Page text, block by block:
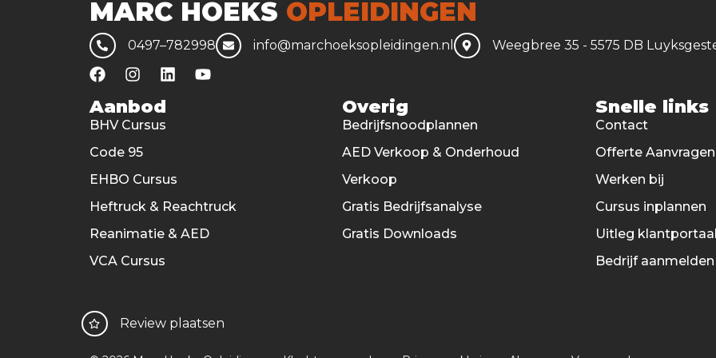
MARC HOEKS OPLEIDINGEN
0497–782998 info@marchoeksopleidingen.nl Weegbree 35 - 5575 DB
Aanbod
BHV Cursus
Code 95
EHBO Cursus
Heftruck & Reachtruck
Reanimatie & AED
VCA Cursus
Overig
Bedrijfsnoodplannen
AED Verkoop & Onderhoud
Verkoop
Gratis Bedrijfsanalyse
Gratis Downloads
Snelle links
Contact
Offerte Aanvragen
Werken bij
Cursus inplannen
Uitleg
Bedrijf aanmelden
Review plaatsen